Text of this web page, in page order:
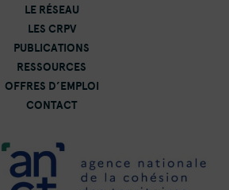
LE RÉSEAU
LES CRPV
PUBLICATIONS
RESSOURCES
OFFRES D’EMPLOI
CONTACT